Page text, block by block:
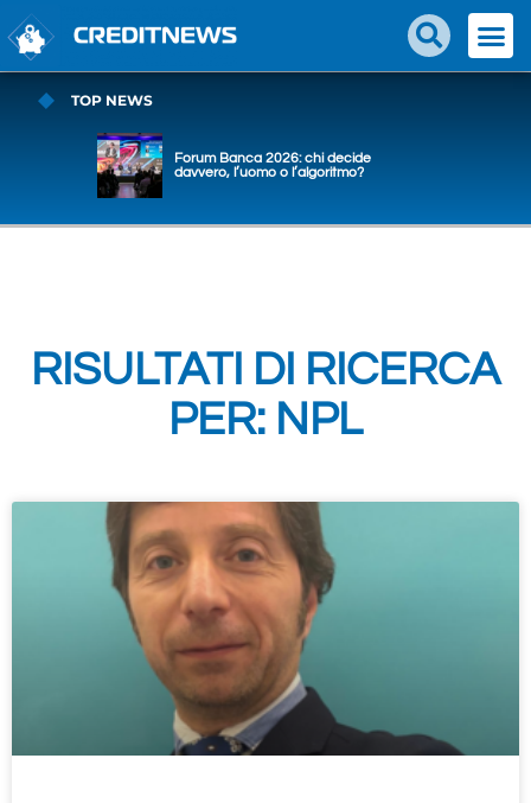
TOP NEWS
Forum Banca 2026: chi decide
davvero, l’uomo o l’algoritmo?
RISULTATI DI RICERCA
PER: NPL